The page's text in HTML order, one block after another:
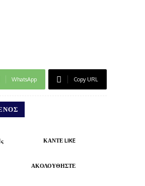
WhatsApp Copy URL
ΚΆΝΤΕ LIKE
ΑΚΟΛΟΥΘΉΣΤΕ